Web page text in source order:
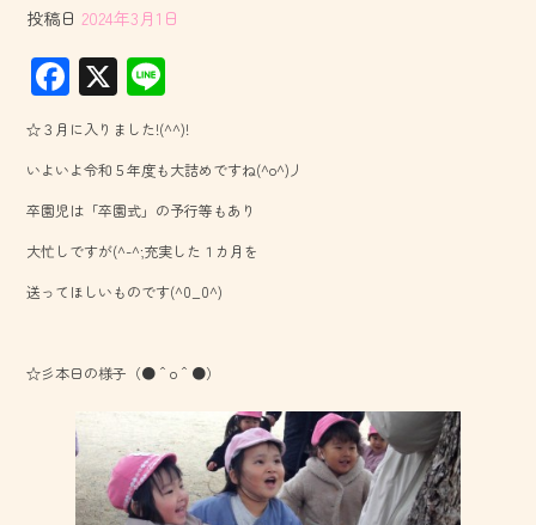
投稿日 2024年3月1日
F
ac
e
b
o
ok
X
ne
☆３月に入りました!(^^)!
いよいよ令和５年度も大詰めですね(^o^)丿
卒園児は「卒園式」の予行等もあり
大忙しですが(^-^;充実した１カ月を
送ってほしいものです(^0_0^)
☆彡本日の様子（●＾o＾●）